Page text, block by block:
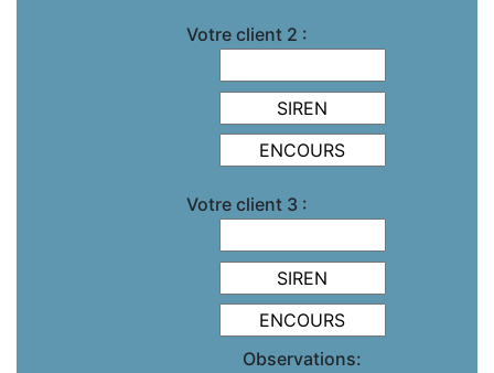
Votre client 2 :
Votre client 3 :
Observations: